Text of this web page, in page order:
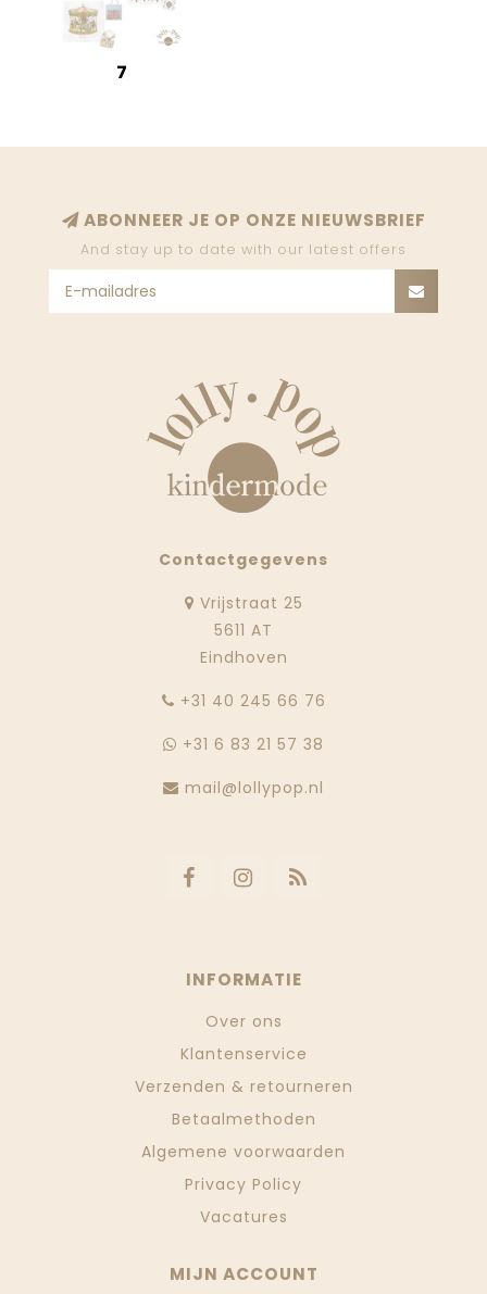
7
ABONNEER JE OP ONZE NIEUWSBRIEF
And stay up to date with our latest offers
Contactgegevens
Vrijstraat 25
5611 AT
Eindhoven
‭+31 40 245 66 76
+31 6 83 21 57 38
mail@lollypop.nl
INFORMATIE
Over ons
Klantenservice
Verzenden & retourneren
Betaalmethoden
Algemene voorwaarden
Privacy Policy
Vacatures
MIJN ACCOUNT